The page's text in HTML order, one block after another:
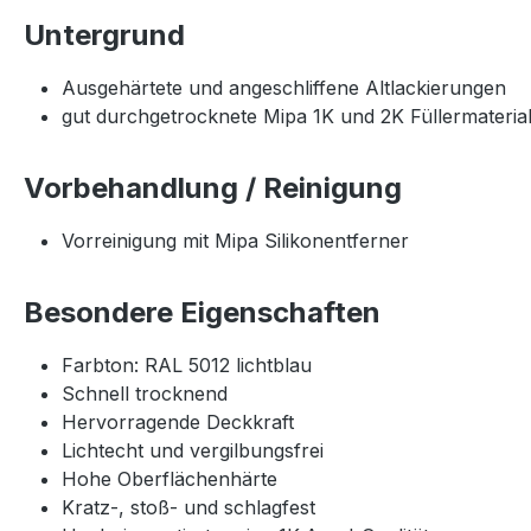
Untergrund
Ausgehärtete und angeschliffene Altlackierungen
gut durchgetrocknete Mipa 1K und 2K
Vorbehandlung / Reinigung
Vorreinigung mit Mipa Silikonentferner
Besondere Eigenschaften
Farbton: RAL 5012 lichtblau
Schnell trocknend
Hervorragende Deckkraft
Lichtecht und vergilbungsfrei
Hohe Oberflächenhärte
Kratz-, stoß- und schlagfest